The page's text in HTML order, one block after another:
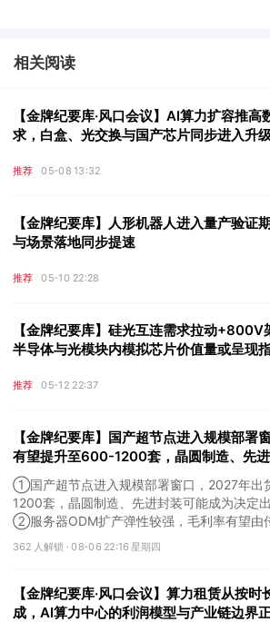
相关阅读
【金牌纪要库·风口会议】AI算力扩容推
求，白盒、光交换与国产芯片同步进入升
推荐 05-08 13:32
【金牌纪要库】人形机器人进入量产验证
与场景落地同步提速
推荐 05-10 22:28
【金牌纪要库】硅光互连需求拉动+800V
半导体与光模块内模拟芯片价值量或呈现
推荐 05-12 22:37
【金牌纪要库】国产超节点进入规模部署
有望提升至600-1200套，晶圆制造、先
货增速的关键环节
①国产超节点进入规模部署窗口，2027年出
1200套，晶圆制造、先进封装可能成为决定
②服务器ODM扩产弹性较强，毛利率有望由
升至10%-15%，这两家公司占据整机市场
芯片已经由送样验证逐步进入小批量应用，
362 人解锁 ·08-06 22:16 星期四
【金牌纪要库·风口会议】算力租赁从按
成，AI算力中心的利润模型与产业链边界